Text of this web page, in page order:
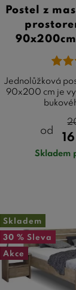
Postel z
Jednolůžková
90x200 cm je
od
Skladem
Skladem
30 % Sleva
Akce